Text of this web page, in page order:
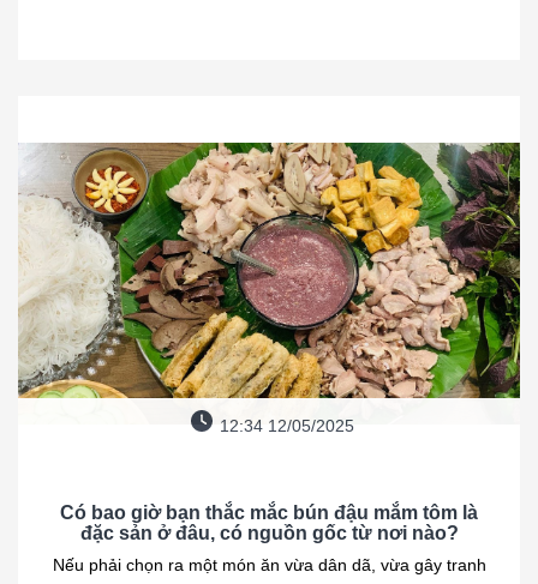
12:34 12/05/2025
Có bao giờ bạn thắc mắc bún đậu mắm tôm là
đặc sản ở đâu, có nguồn gốc từ nơi nào?
Nếu phải chọn ra một món ăn vừa dân dã, vừa gây tranh